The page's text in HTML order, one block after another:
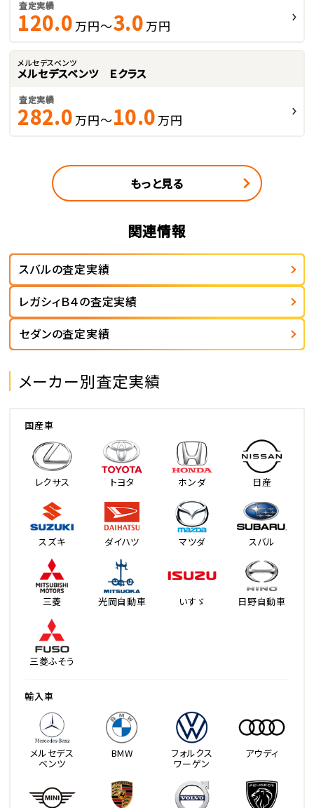
査定実績
120.0 万円～3.0 万円
メルセデスベンツ
メルセデスベンツ Ｅクラス
査定実績
282.0 万円～10.0 万円
もっと見る
関連情報
スバルの査定実績
レガシィＢ４の査定実績
セダンの査定実績
メーカー別査定実績
国産車
レクサス トヨタ ホンダ 日産
スズキ ダイハツ マツダ スバル
三菱 光岡自動車 いすゞ 日野自動車
三菱ふそう
輸入車
メルセデス
ベンツ
BMW フォルクス
ワーゲン
アウディ